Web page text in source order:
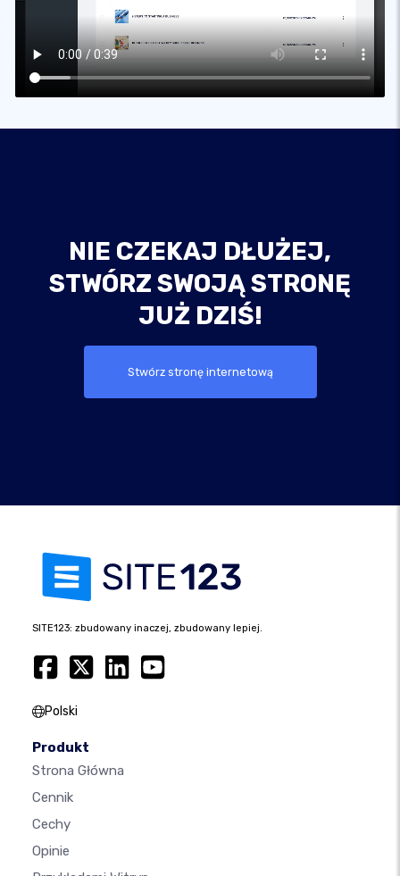
NIE CZEKAJ DŁUŻEJ,
STWÓRZ SWOJĄ STRONĘ
JUŻ DZIŚ!
Stwórz stronę internetową
SITE123: zbudowany inaczej, zbudowany lepiej.
Polski
Produkt
Strona Główna
Cennik
Cechy
Opinie